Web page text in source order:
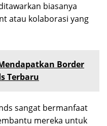
biasanya
atau kolaborasi yang
Border
Terbaru
sangat bermanfaat
mereka untuk